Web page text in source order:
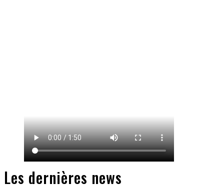
Les dernières news